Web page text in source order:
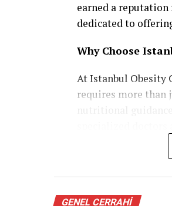
earned a
dedicated to
Why Choose
At Istanbul Obesity
requires more than
a personalized
We offer a wide
GENEL CERRAHI